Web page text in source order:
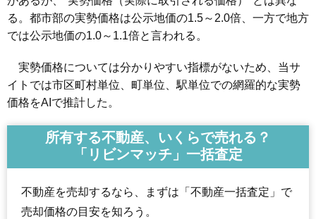
る。都市部の実勢価格は公示地価の1.5～2.0倍、一方で地方
では公示地価の1.0～1.1倍と言われる。
実勢価格については分かりやすい指標がないため、当サ
イトでは市区町村単位、町単位、駅単位での網羅的な実勢
価格をAIで推計した。
所有する不動産、いくらで売れる？
「リビンマッチ」一括査定
不動産を売却するなら、まずは「不動産一括査定」で
売却価格の目安を知ろう。